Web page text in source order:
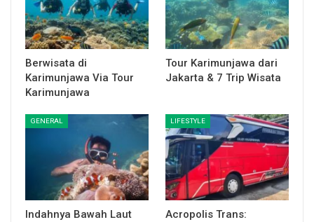
Berwisata di
Karimunjawa Via Tour
Karimunjawa
Tour Karimunjawa dari
Jakarta & 7 Trip Wisata
GENERAL
Indahnya Bawah Laut
LIFESTYLE
Acropolis Trans: